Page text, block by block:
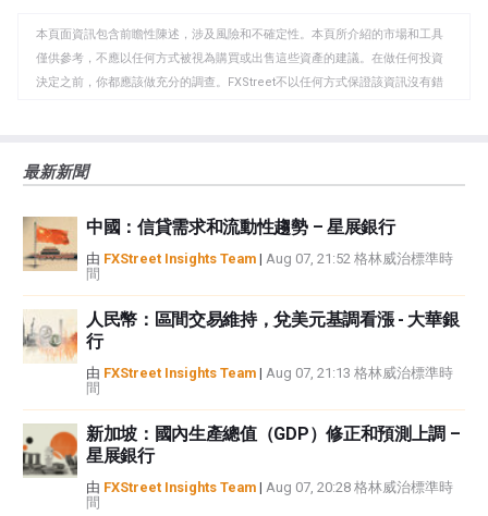
板
本頁面資訊包含前瞻性陳述，涉及風險和不確定性。本頁所介紹的市場和工具
僅供參考，不應以任何方式被視為購買或出售這些資產的建議。在做任何投資
決定之前，你都應該做充分的調查。FXStreet不以任何方式保證該資訊沒有錯
觀點，並不代表FXStreet或其廣告商的官方政策或立場。作者不對本頁連結的
如果文章正文中沒有明確提到，在撰寫本文時，作者在本文中提到的任何股票
中都沒有頭寸，也沒有與文中提到的任何公司有業務關係。除了FXStreet，作
者沒有收到撰寫這篇文章的報酬。
FXStreet和作者不提供個性化的建議。作者對該資訊的準確性、完整性或適用
性不作任何陳述。FXStreet和作者將不承擔任何錯誤，遺漏或任何損失，傷害
或損害由此資訊及其顯示或使用引起的。錯誤和遺漏除外。本文作者和
FXStreet並非註冊投資顧問，本文內容無意提供任何投資建議。
最新新聞
中國：信貸需求和流動性趨勢 – 星展銀行
由 FXStreet Insights Team | Aug 07, 21:52 格林威治標準時
間
人民幣：區間交易維持，兌美元基調看漲 - 大華銀
行
由 FXStreet Insights Team | Aug 07, 21:13 格林威治標準時
間
新加坡：國內生產總值（GDP）修正和預測上調 –
星展銀行
由 FXStreet Insights Team | Aug 07, 20:28 格林威治標準時
間